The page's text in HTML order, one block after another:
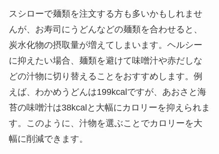
スシローで麺類を注文する方も多いかもしれませ
んが、お寿司にうどんなどの麺類を合わせると、
炭水化物の摂取量が増えてしまいます。ヘルシー
に抑えたい場合、麺類を避けて味噌汁や赤だしな
どの汁物に切り替えることをおすすめします。例
えば、わかめうどんは199kcalですが、あおさと海
苔の味噌汁は38kcalと大幅にカロリーを抑えられま
す。このように、汁物を選ぶことでカロリーを大
幅に削減できます。